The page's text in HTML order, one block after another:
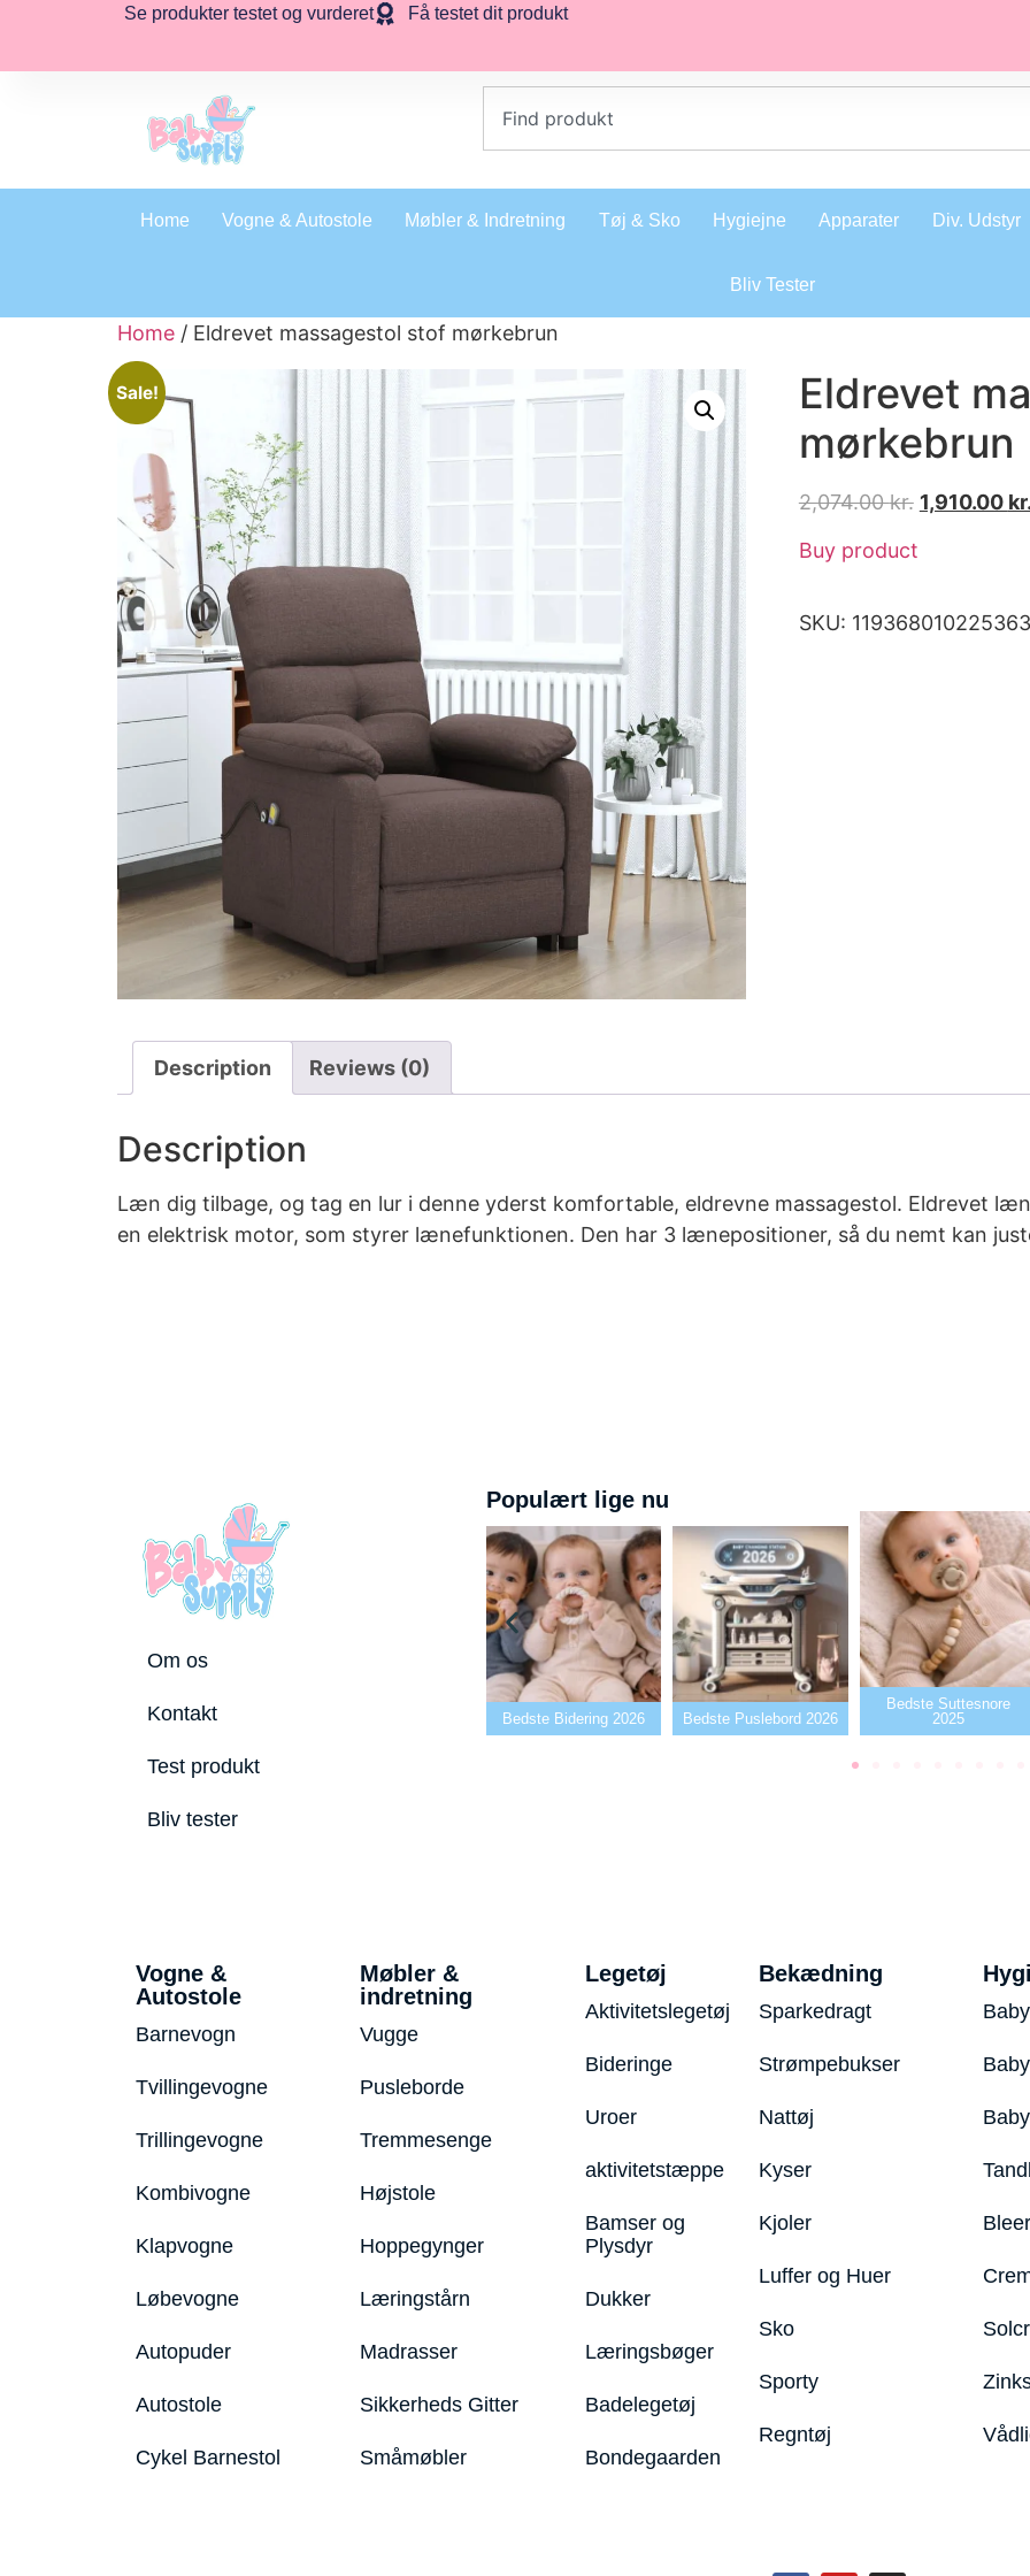
Se produkter testet og vurderet Få testet dit produkt
Home Vogne & Autostole Møbler & Indretning Tøj & Sko Hygiejne Apparater Div. Udstyr
Bliv Tester
Home / Eldrevet massagestol stof mørkebrun
Sale!
Eldrevet
mørkebrun
2,074.00kr. 1,910.00
Buy product
SKU:
Description Reviews (0)
Description
Læn dig tilbage, og tag en lur i denne yderst komfortable, eldrevne massagestol. Eldrevet
en elektrisk motor, som styrer lænefunktionen. Den har 3 lænepositioner, så du nemt kan
Om os
Kontakt
Test produkt
Bliv tester
Populært lige nu
Bedste tremmeseng
Bedste Bidering 2026 Bedste Puslebord 2026
Bedste Suttesnore
Vogne &
Autostole
Barnevogn
Tvillingevogne
Trillingevogne
Kombivogne
Klapvogne
Løbevogne
Autopuder
Autostole
Cykel Barnestol
Møbler &
indretning
Vugge
Pusleborde
Tremmesenge
Højstole
Hoppegynger
Læringstårn
Madrasser
Sikkerheds Gitter
Småmøbler
Legetøj
Aktivitetslegetøj
Bideringe
Uroer
aktivitetstæppe
Bamser og
Plysdyr
Dukker
Læringsbøger
Badelegetøj
Bondegaarden
Bekædning
Sparkedragt
Strømpebukser
Nattøj
Kyser
Kjoler
Luffer og Huer
Sko
Sporty
Regntøj